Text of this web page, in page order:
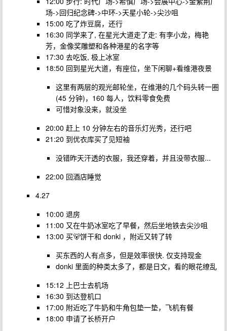
场->回归纪念碑->中环->天星小轮->尖沙咀
15:00 吃了炸豆腐，还行
16:30 同学来了, 在星光大道走了走: 有李小龙，梅艳
芳，金像奖雕塑和各种港星的名字等
17:30 去吃饭, 极上冰室
18:50 回到星光大道，有座位，坐下闲聊+看维港夜景
这里有两层的观光邮轮坐，在维港的几个码头转一圈
(45 分钟)，160 每人，饮料零食免费
可惜对象没来，就没坐
20:00 赶上 10 分钟左右的音乐灯光秀，还行吧
21:20 到优衣库买了见短袖
没错昨天汗透的衣服，我还穿着，并且没带衣服...
22:00 回酒店睡觉
4.27
10:00 退房
11:00 又在牛奶冰室吃了早餐，然后坐地铁去尖沙咀
13:00 买🐻饼干和 donki ，附近又转了转
买东西的人有点多，但是效率很快. 仅支持现金
donki 里面的种类太多了，都是日文，看的眼花缭乱
15:12 上巴士去机场
16:30 到达登机口
17:00 附近吃了牛奶和牛角包垫一垫，飞机有餐
18:00 申请了长桥开户